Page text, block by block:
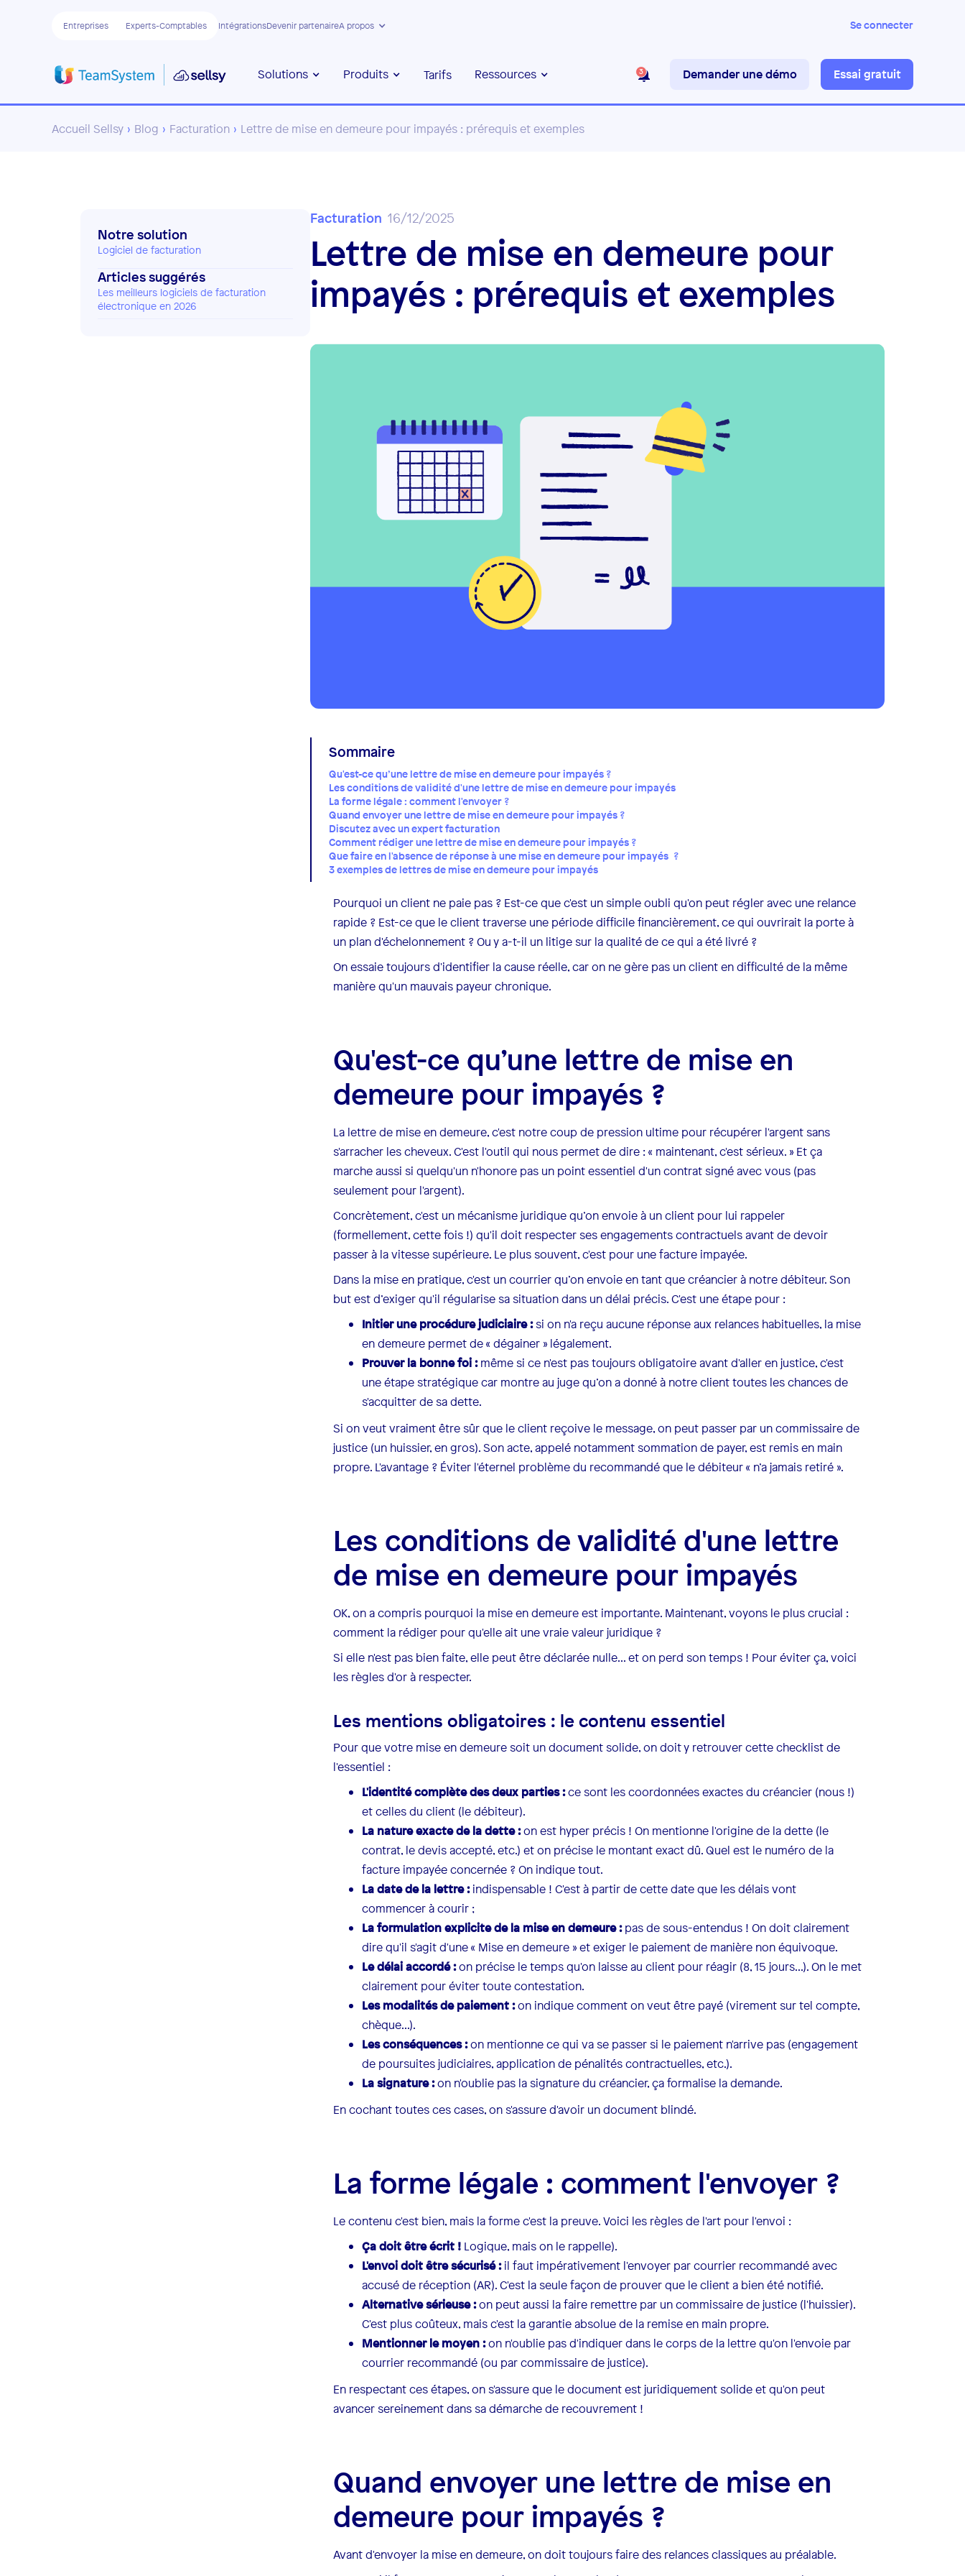
Entreprises Experts-Comptables IntégrationsDevenir partenaireA propos Se connecter
Solutions Produits Tarifs Ressources 3 Demander une démo Essai gratuit
Accueil Sellsy › Blog › Facturation › Lettre de mise en demeure pour impayés : prérequis et exemples
Facturation 16/12/2025
Lettre de mise en demeure pour
impayés : prérequis et exemples
Sommaire
Qu'est-ce qu’une lettre de mise en demeure pour impayés ?
Les conditions de validité d'une lettre de mise en demeure pour impayés
La forme légale : comment l'envoyer ?
Quand envoyer une lettre de mise en demeure pour impayés ?
Discutez avec un expert facturation
Comment rédiger une lettre de mise en demeure pour impayés ?
Que faire en l'absence de réponse à une mise en demeure pour impayés ?
3 exemples de lettres de mise en demeure pour impayés
Pourquoi un client ne paie pas ? Est-ce que c'est un simple oubli qu'on peut régler avec une relance
rapide ? Est-ce que le client traverse une période difficile financièrement, ce qui ouvrirait la porte à
un plan d'échelonnement ? Ou y a-t-il un litige sur la qualité de ce qui a été livré ?
On essaie toujours d'identifier la cause réelle, car on ne gère pas un client en difficulté de la même
manière qu'un mauvais payeur chronique.
Qu'est-ce qu’une lettre de mise en
demeure pour impayés ?
La lettre de mise en demeure, c'est notre coup de pression ultime pour récupérer l'argent sans
s'arracher les cheveux. C'est l'outil qui nous permet de dire : « maintenant, c'est sérieux. » Et ça
marche aussi si quelqu'un n'honore pas un point essentiel d'un contrat signé avec vous (pas
seulement pour l'argent).
Concrètement, c'est un mécanisme juridique qu’on envoie à un client pour lui rappeler
(formellement, cette fois !) qu'il doit respecter ses engagements contractuels avant de devoir
passer à la vitesse supérieure. Le plus souvent, c'est pour une facture impayée.
Dans la mise en pratique, c'est un courrier qu’on envoie en tant que créancier à notre débiteur. Son
but est d’exiger qu'il régularise sa situation dans un délai précis. C'est une étape pour :
Initier une procédure judiciaire :si on n'a reçu aucune réponse aux relances habituelles, la mise
en demeure permet de « dégainer » légalement.
Prouver la bonne foi :même si ce n'est pas toujours obligatoire avant d'aller en justice, c'est
une étape stratégique car montre au juge qu’on a donné à notre client toutes les chances de
s'acquitter de sa dette.
Si on veut vraiment être sûr que le client reçoive le message, on peut passer par un commissaire de
justice (un huissier, en gros). Son acte, appelé notamment sommation de payer, est remis en main
propre. L'avantage ? Éviter l'éternel problème du recommandé que le débiteur « n’a jamais retiré ».
Les conditions de validité d'une lettre
de mise en demeure pour impayés
OK, on a compris pourquoi la mise en demeure est importante. Maintenant, voyons le plus crucial :
comment la rédiger pour qu'elle ait une vraie valeur juridique ?
Si elle n'est pas bien faite, elle peut être déclarée nulle... et on perd son temps ! Pour éviter ça, voici
les règles d'or à respecter.
Les mentions obligatoires : le contenu essentiel
Pour que votre mise en demeure soit un document solide, on doit y retrouver cette checklist de
l'essentiel :
L'identité complète des deux parties :ce sont les coordonnées exactes du créancier (nous !)
et celles du client (le débiteur).
La nature exacte de la dette :on est hyper précis ! On mentionne l'origine de la dette (le
contrat, le devis accepté, etc.) et on précise le montant exact dû. Quel est le numéro de la
facture impayée concernée ? On indique tout.
La date de la lettre :indispensable ! C'est à partir de cette date que les délais vont
commencer à courir ;
La formulation explicite de la mise en demeure :pas de sous-entendus ! On doit clairement
dire qu'il s'agit d'une « Mise en demeure » et exiger le paiement de manière non équivoque.
Le délai accordé :on précise le temps qu'on laisse au client pour réagir (8, 15 jours...). On le met
clairement pour éviter toute contestation.
Les modalités de paiement :on indique comment on veut être payé (virement sur tel compte,
chèque...).
Les conséquences :on mentionne ce qui va se passer si le paiement n'arrive pas (engagement
de poursuites judiciaires, application de pénalités contractuelles, etc.).
La signature :on n'oublie pas la signature du créancier, ça formalise la demande.
En cochant toutes ces cases, on s'assure d'avoir un document blindé.
La forme légale : comment l'envoyer ?
Le contenu c'est bien, mais la forme c'est la preuve. Voici les règles de l'art pour l'envoi :
Ça doit être écrit ! Logique, mais on le rappelle).
L'envoi doit être sécurisé :il faut impérativement l'envoyer par courrier recommandé avec
accusé de réception (AR). C'est la seule façon de prouver que le client a bien été notifié.
Alternative sérieuse :on peut aussi la faire remettre par un commissaire de justice (l'huissier).
C'est plus coûteux, mais c'est la garantie absolue de la remise en main propre.
Mentionner le moyen :on n'oublie pas d'indiquer dans le corps de la lettre qu'on l'envoie par
courrier recommandé (ou par commissaire de justice).
En respectant ces étapes, on s'assure que le document est juridiquement solide et qu'on peut
avancer sereinement dans sa démarche de recouvrement !
Quand envoyer une lettre de mise en
demeure pour impayés ?
Avant d'envoyer la mise en demeure, on doit toujours faire des relances classiques au préalable.
Notre solution
Logiciel de facturation
Articles suggérés
Les meilleurs logiciels de facturation
électronique en 2026